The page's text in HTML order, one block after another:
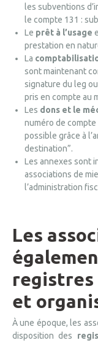
les subventions
le compte 131 :
Le prêt à l’usage
prestation en
La
sont maintenant
signature du leg
pris en compte au
Les dons et le
numéro de
possible grâce à
destination”.
Les annexes sont
associations de
l’administration
Les
registres
et
À une époque, les
disposition des